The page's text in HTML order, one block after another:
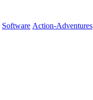
Software Action-Adventures